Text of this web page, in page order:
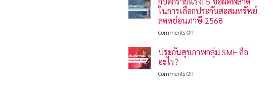
แบบ
ไหน
คุ้มครอง
ครบ
คุ้ม
ภาษี
โค้ง
สุดท้าย!
เปรียบ
ประกัน
ภาษี
ในการเลือกประกันสะสมทรัพย์
ลดหย่อนภาษี 2568
Comments Offon
ดัก
ร้าย
5
ประกันสุขภาพกลุ่ม SME คือ
อะไร?
Comments Offon